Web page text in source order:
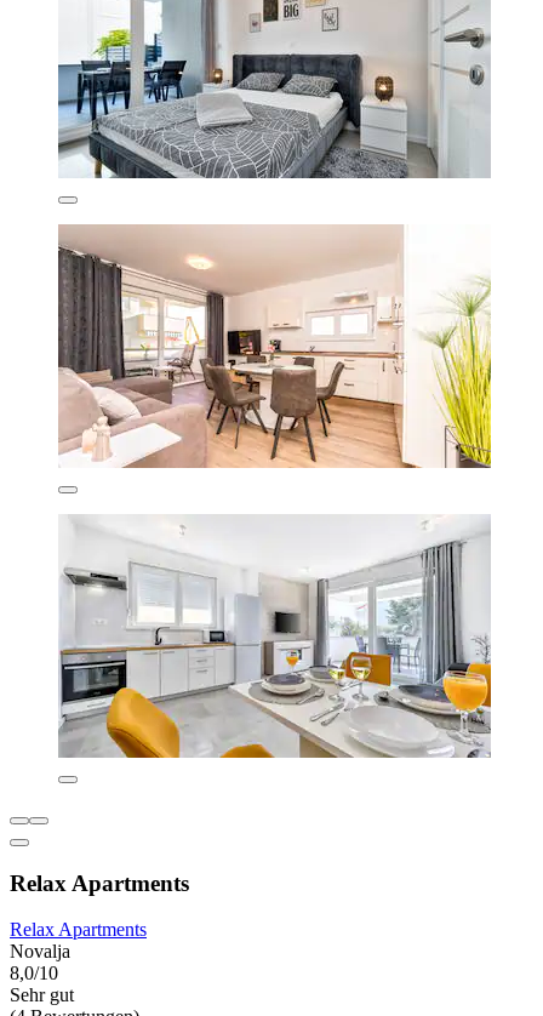
Relax Apartments
Relax Apartments
Novalja
8,0/10
Sehr gut